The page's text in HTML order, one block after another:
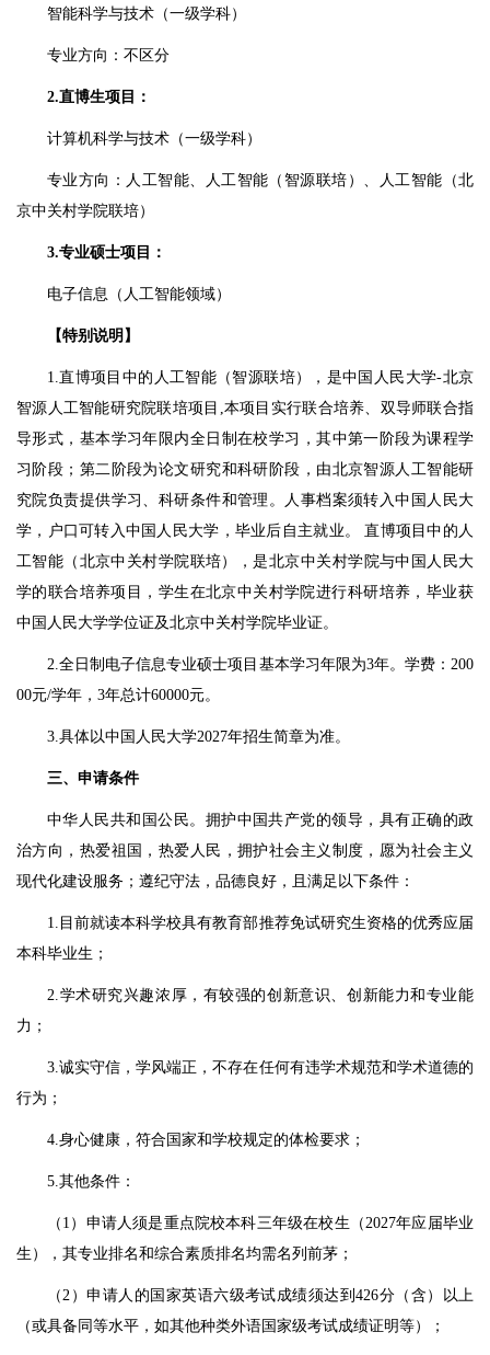
智能科学与技术（一级学科）
专业方向：不区分
2.直博生项目：
计算机科学与技术（一级学科）
专业方向：人工智能、人工智能（智源联培）、人工智能（北
京中关村学院联培）
3.专业硕士项目：
电子信息（人工智能领域）
【特别说明】
1.直博项目中的人工智能（智源联培），是中国人民大学-北京
智源人工智能研究院联培项目,本项目实行联合培养、双导师联合指
导形式，基本学习年限内全日制在校学习，其中第一阶段为课程学
习阶段；第二阶段为论文研究和科研阶段，由北京智源人工智能研
究院负责提供学习、科研条件和管理。人事档案须转入中国人民大
学，户口可转入中国人民大学，毕业后自主就业。 直博项目中的人
工智能（北京中关村学院联培），是‌北京中关村学院与中国人民大
学的联合培养项目，学生在北京中关村学院进行科研培养，毕业获‌
中国人民大学学位证‌及北京中关村学院毕业证。
2.全日制电子信息专业硕士项目基本学习年限为3年。学费：200
00元/学年，3年总计60000元。
3.具体以中国人民大学2027年招生简章为准。
三、申请条件
中华人民共和国公民。拥护中国共产党的领导，具有正确的政
治方向，热爱祖国，热爱人民，拥护社会主义制度，愿为社会主义
现代化建设服务；遵纪守法，品德良好，且满足以下条件：
1.目前就读本科学校具有教育部推荐免试研究生资格的优秀应届
本科毕业生；
2.学术研究兴趣浓厚，有较强的创新意识、创新能力和专业能
力；
3.诚实守信，学风端正，不存在任何有违学术规范和学术道德的
行为；
4.身心健康，符合国家和学校规定的体检要求；
5.其他条件：
（1）申请人须是重点院校本科三年级在校生（2027年应届毕业
生），其专业排名和综合素质排名均需名列前茅；
（2）申请人的国家英语六级考试成绩须达到426分（含）以上
（或具备同等水平，如其他种类外语国家级考试成绩证明等）；